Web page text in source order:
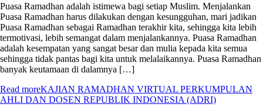
Puasa Ramadhan adalah istimewa bagi setiap Muslim. Menjalankan
Puasa Ramadhan harus dilakukan dengan kesungguhan, mari jadikan
Puasa Ramadhan sebagai Ramadhan terakhir kita, sehingga kita lebih
termotivasi, lebih semangat dalam menjalankannya. Puasa Ramadhan
adalah kesempatan yang sangat besar dan mulia kepada kita semua
sehingga tidak pantas bagi kita untuk melalaikannya. Puasa Ramadhan
banyak keutamaan di dalamnya […]
Read moreKAJIAN RAMADHAN VIRTUAL PERKUMPULAN
AHLI DAN DOSEN REPUBLIK INDONESIA (ADRI)